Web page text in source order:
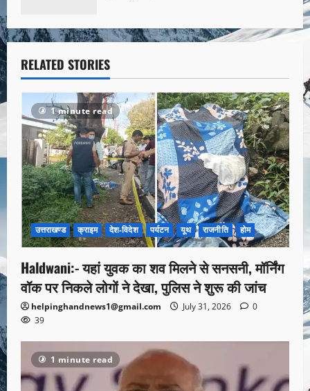
RELATED STORIES
1 minute read
उत्तराखण्ड क्राइम देश-विदेश पर्यटन यूथ राजनीति होम
Haldwani:- यहां युवक का शव मिलने से सनसनी, मॉर्निंग
वॉक पर निकले लोगों ने देखा, पुलिस ने शुरू की जांच
helpinghandnews1@gmail.com July 31, 2026
0
39
1 minute read